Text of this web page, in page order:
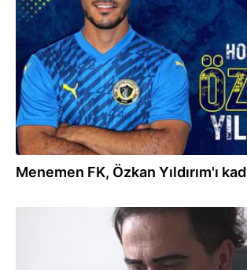
17.07.2023
Menemen FK, Özkan Yıldırım'ı